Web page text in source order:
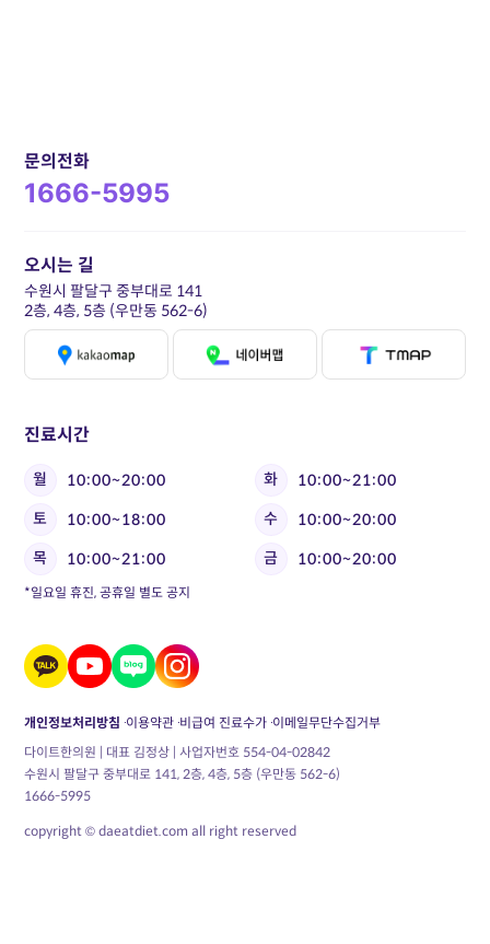
문의전화
1666-5995
진료시간
월 10:00~20:00 화
10:00~21:00
토
10:00~18:00 수
10:00~20:00
목
10:00~21:00 금 10:00~20:00
*일요일 휴진, 공휴일 별도 공지
오시는 길
수원시 팔달구 중부대로 141
2층, 4층, 5층 (우만동 562-6)
개인정보처리방침 이용약관 비급여 진료수가 이메일무단수집거부
다이트한의원 | 대표 김정상 | 사업자번호 554-04-02842
수원시 팔달구 중부대로 141, 2층, 4층, 5층 (우만동 562-6)
1666-5995
copyright © daeatdiet.com all right reserved